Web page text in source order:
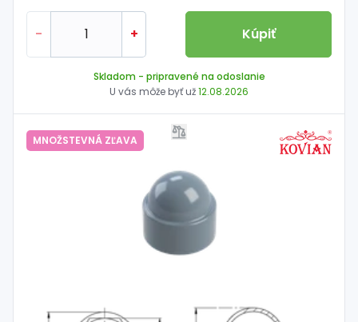
- + Kúpiť
Skladom - pripravené na odoslanie
U vás môže byť už12.08.2026
MNOŽSTEVNÁ ZĽAVA